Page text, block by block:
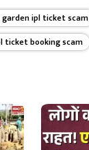
garden ipl ticket scam
ticket booking scam